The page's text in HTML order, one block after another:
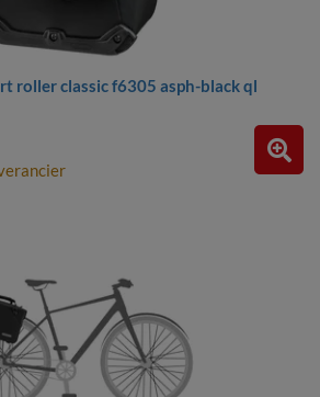
roller classic f6305 asph-black ql